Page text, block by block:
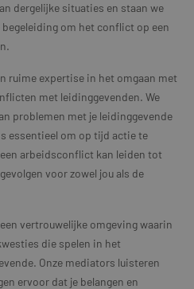
dergelijke situaties en staan we
om het conflict op een
ruime expertise in het omgaan met
met leidinggevenden. We
problemen met je leidinggevende
essentieel om op tijd actie te
arbeidsconflict kan leiden tot
voor zowel jou als de
vertrouwelijke omgeving waarin
die spelen in het
Onze mediators luisteren
ervoor dat je belangen en